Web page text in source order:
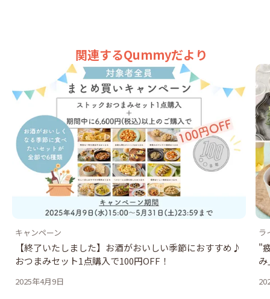
関連するQummyだより
キャンペーン
【終了いたしました】お酒がおいしい季節におすすめ♪
おつまみセット1点購入で100円OFF！
2025年4月9日
ラ
"